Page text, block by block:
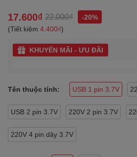
17.600₫ 22.000₫
-20%
(Tiết kiệm 4.400₫)
KHUYẾN MÃI - ƯU ĐÃI
Tên thuộc tính: USB 1 pin 3.7V
USB 2 pin 3.7V 220V 2 pin 3.7V
220V 4 pin dây 3.7V